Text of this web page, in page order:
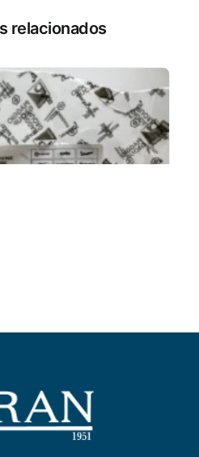
relacionados
10gr (antes 1A001380)
CM308503
El